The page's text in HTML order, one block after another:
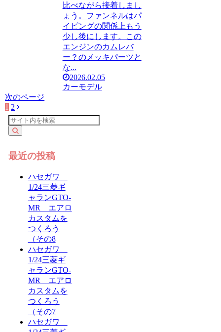
比べながら接着しまし
ょう。ファンネルはパ
イピングの関係上もう
少し後にします。この
エンジンのカムレバ
ー？のメッキパーツと
な...
2026.02.05
カーモデル
次のページ
1 2 次
へ
最近の投稿
ハセガワ
1/24三菱ギ
ャランGTO-
MR エアロ
カスタムを
つくろう
（その8
ハセガワ
1/24三菱ギ
ャランGTO-
MR エアロ
カスタムを
つくろう
（その7
ハセガワ